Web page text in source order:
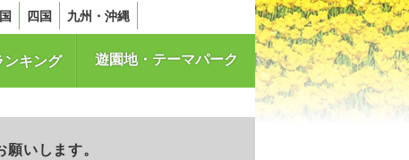
四国 九州・沖縄
キング 遊園地・テーマパーク
いします。